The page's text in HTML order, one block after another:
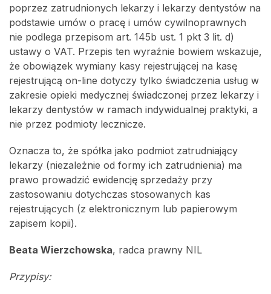
poprzez zatrudnionych lekarzy i lekarzy dentystów na
podstawie umów o pracę i umów cywilnoprawnych
nie podlega przepisom art. 145b ust. 1 pkt 3 lit. d)
ustawy o VAT. Przepis ten wyraźnie bowiem wskazuje,
że obowiązek wymiany kasy rejestrującej na kasę
rejestrującą on-line dotyczy tylko świadczenia usług w
zakresie opieki medycznej świadczonej przez lekarzy i
lekarzy dentystów w ramach indywidualnej praktyki, a
nie przez podmioty lecznicze.
Oznacza to, że spółka jako podmiot zatrudniający
lekarzy (niezależnie od formy ich zatrudnienia) ma
prawo prowadzić ewidencję sprzedaży przy
zastosowaniu dotychczas stosowanych kas
rejestrujących (z elektronicznym lub papierowym
zapisem kopii).
Beata Wierzchowska, radca prawny NIL
Przypisy: